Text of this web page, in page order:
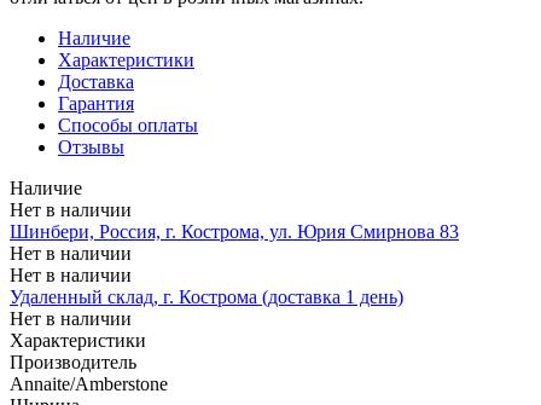
Наличие
Характеристики
Доставка
Гарантия
Способы оплаты
Отзывы
Наличие
Нет в наличии
Шинбери, Россия, г. Кострома, ул. Юрия Смирнова 83
Нет в наличии
Нет в наличии
Удаленный склад, г. Кострома (доставка 1 день)
Нет в наличии
Характеристики
Производитель
Annaite/Amberstone